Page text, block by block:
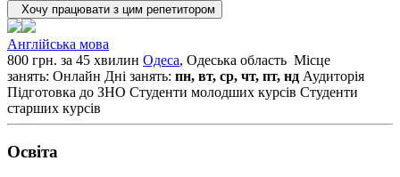
Хочу працювати з цим репетитором
Англійська мова
800 грн. за 45 хвилин Одеса, Одеська область Місце
занять: Онлайн Дні занять: пн, вт, ср, чт, пт, нд Аудиторія
Підготовка до ЗНО Студенти молодших курсів Студенти
старших курсів
Освiта